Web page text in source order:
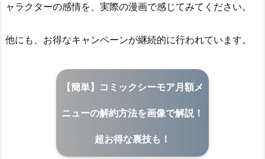
ャラクターの感情を、実際の漫画で感じてみてください。
他にも、お得なキャンペーンが継続的に行われています。
【簡単】コミックシーモア月額メ
ニューの解約方法を画像で解説！
超お得な裏技も！